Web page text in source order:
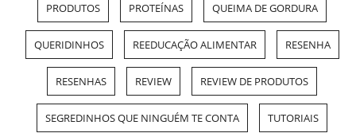
PRODUTOS PROTEÍNAS QUEIMA DE GORDURA
QUERIDINHOS REEDUCAÇÃO ALIMENTAR RESENHA
RESENHAS REVIEW REVIEW DE PRODUTOS
SEGREDINHOS QUE NINGUÉM TE CONTA TUTORIAIS